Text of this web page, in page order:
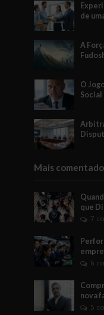
de
A
O
Mais
que
7
6
nova
5